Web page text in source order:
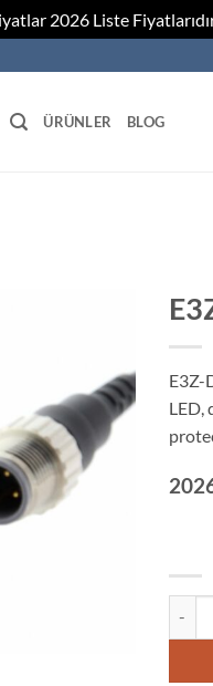
2026 Liste
ÜRÜNLER BLOG
E3Z-
LED,